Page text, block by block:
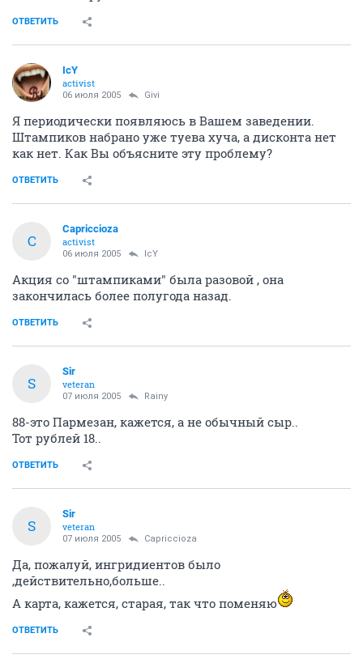
ОТВЕТИТЬ
IcY
activist
06 июля 2005 Givi
Я периодически появляюсь в Вашем заведении.
Штампиков набрано уже туева хуча, а дисконта нет
как нет. Как Вы объясните эту проблему?
ОТВЕТИТЬ
C
Capriccioza
activist
06 июля 2005 IcY
Акция со "штампиками" была разовой , она
закончилась более полугода назад.
ОТВЕТИТЬ
S
Sir
veteran
07 июля 2005 Rainy
88-это Пармезан, кажется, а не обычный сыр..
Тот рублей 18..
ОТВЕТИТЬ
S
Sir
veteran
07 июля 2005 Capriccioza
Да, пожалуй, ингридиентов было
,действительно,больше..
А карта, кажется, старая, так что поменяю
ОТВЕТИТЬ